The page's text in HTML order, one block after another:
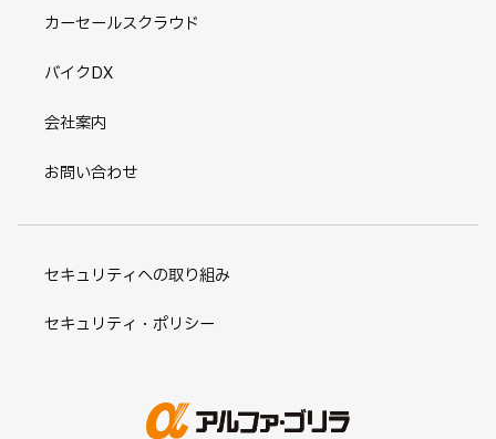
カーセールスクラウド
バイクDX
会社案内
お問い合わせ
セキュリティへの取り組み
セキュリティ・ポリシー